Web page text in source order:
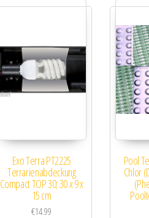
Exo Terra PT2225
Terrarienabdeckung
Compact TOP 30; 30 x 9 x
15 cm
€14.99
Pool
Chlor